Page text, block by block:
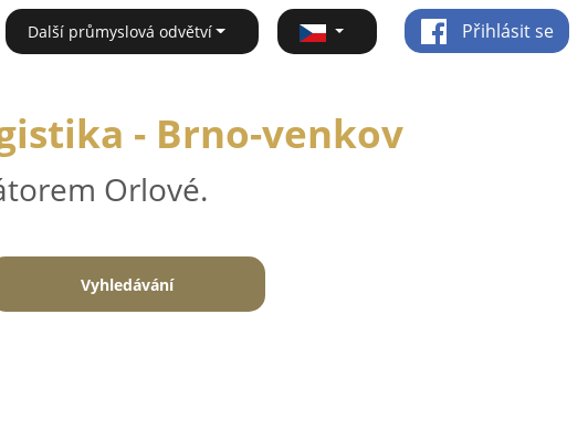
Další průmyslová odvětví Přihlásit se
- Brno-venkov
Orlové.
Vyhledávání